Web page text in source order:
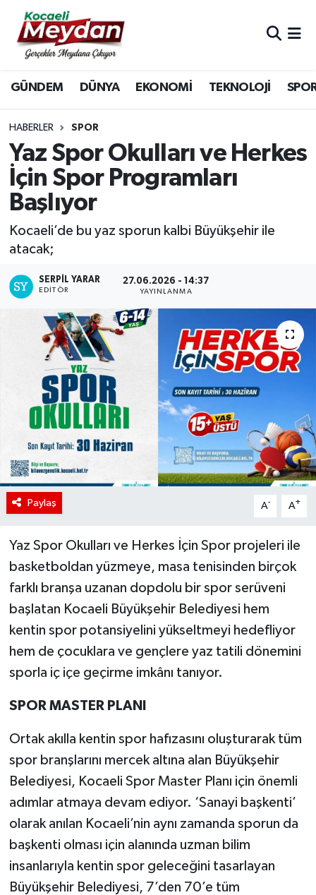
GÜNDEM DÜNYA EKONOMİ TEKNOLOJİ
HABERLER SPOR
Yaz Spor Okulları ve Herkes
İçin Spor Programları
Başlıyor
Kocaeli’de bu yaz sporun kalbi Büyükşehir ile
atacak;
SERPİL YARAR
EDITÖR
27.06.2026 - 14:37
YAYINLANMA
Paylaş A- A+
Yaz Spor Okulları ve Herkes İçin Spor projeleri ile
basketboldan yüzmeye, masa tenisinden birçok
farklı branşa uzanan dopdolu bir spor serüveni
başlatan Kocaeli Büyükşehir Belediyesi hem
kentin spor potansiyelini yükseltmeyi hedefliyor
hem de çocuklara ve gençlere yaz tatili dönemini
sporla iç içe geçirme imkânı tanıyor.
SPOR MASTER PLANI
Ortak akılla kentin spor hafızasını oluşturarak tüm
spor branşlarını mercek altına alan Büyükşehir
Belediyesi, Kocaeli Spor Master Planı için önemli
adımlar atmaya devam ediyor. ‘Sanayi başkenti’
olarak anılan Kocaeli’nin aynı zamanda sporun da
başkenti olması için alanında uzman bilim
insanlarıyla kentin spor geleceğini tasarlayan
Büyükşehir Belediyesi, 7’den 70’e tüm
Nöbetçi Eczaneler
Hava Durumu
Trafik Durumu
Süper Lig Puan Durumu ve Fikstür
Tüm Manşetler
Son Dakika Haberleri